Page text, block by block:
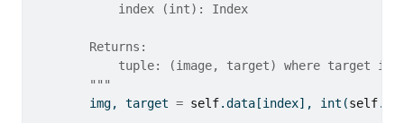
            index (int): Index
        Returns:
tuple: (image, target) where target is
        """
        img, target
= self.data[index], int (self